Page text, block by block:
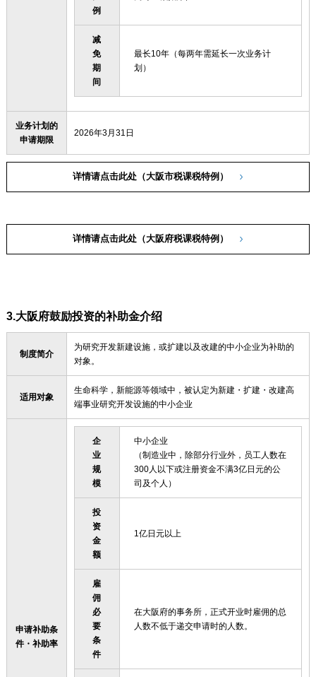
例
减
免
期
间
最长10年（每两年需延长一次业务计
划）
业务计划的
申请期限
2026年3月31日
详情请点击此处（大阪市税课税特例）
详情请点击此处（大阪府税课税特例）
3.大阪府鼓励投资的补助金介绍
制度简介
为研究开发新建设施，或扩建以及改建的中小企业为补助的
对象。
适用对象
生命科学，新能源等领域中，被认定为新建・扩建・改建高
端事业研究开发设施的中小企业
申请补助条
件・补助率
企
业
规
模
中小企业
（制造业中，除部分行业外，员工人数在
300人以下或注册资金不满3亿日元的公
司及个人）
投
资
金
额
1亿日元以上
雇
佣
必
要
条
件
在大阪府的事务所，正式开业时雇佣的总
人数不低于递交申请时的人数。